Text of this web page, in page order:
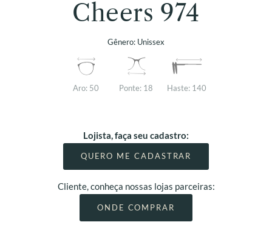
Cheers 974
Gênero: Unissex
Aro: 50 Ponte: 18 Haste: 140
Lojista, faça seu cadastro:
QUERO ME CADASTRAR
Cliente, conheça nossas lojas parceiras:
ONDE COMPRAR